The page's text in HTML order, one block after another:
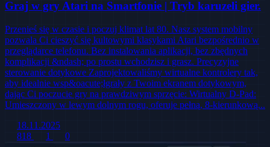
Graj w gry Atari na Smartfonie | Tryb karuzeli gier.
Przenieś się w czasie i poczuj klimat lat 80. Nasz system mobilny
pozwala Ci cieszyć się kultowymi klasykami Atari bezpośrednio w
przeglądarce telefonu. Bez instalowania aplikacji, bez zbędnych
komplikacji &ndash; po prostu wchodzisz i grasz. Precyzyjne
sterowanie dotykowe Zaprojektowaliśmy wirtualne kontrolery tak,
aby idealnie wsp&oacute;łgrały z Twoim ekranem dotykowym,
dając Ci poczucie gry na prawdziwym sprzęcie: Wirtualny D-Pad:
Umieszczony w lewym dolnym rogu, oferuje pełną, 8-kierunkową...
18.11.2025
818
1 0